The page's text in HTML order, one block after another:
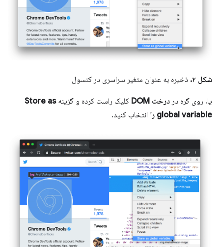
شکل ۲. ذخیره به عنوان متغیر سراسری در کنسول
یا، روی گره در درخت DOM کلیک راست کرده و گزینهStore as
global variable را
انتخاب کنید.